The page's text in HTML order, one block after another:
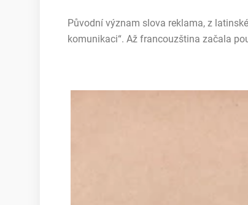
Původní význam slova reklama, z
komunikaci“. Až francouzština začala